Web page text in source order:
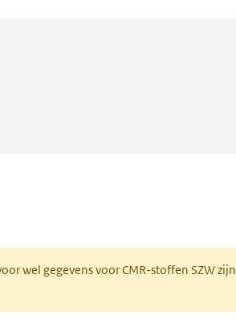
wel gegevens voor CMR-stoffen SZW zijn